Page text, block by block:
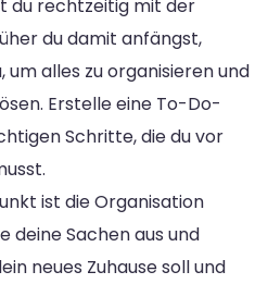
du rechtzeitig mit der
du damit anfängst,
alles zu organisieren und
Erstelle eine To-Do-
Schritte, die du vor
ist die Organisation
deine Sachen aus und
neues Zuhause soll und